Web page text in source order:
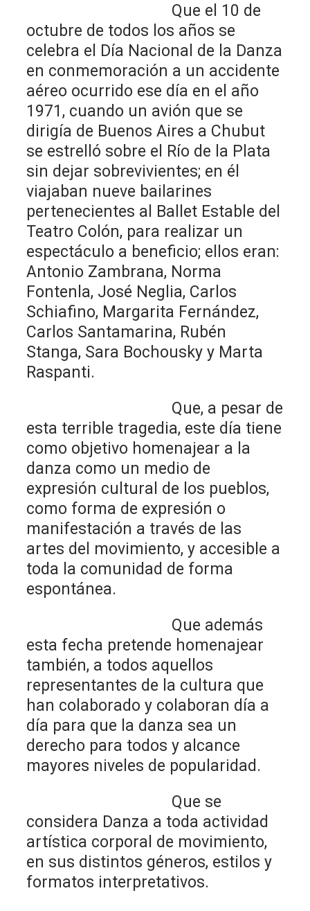
Que el 10 de
octubre de todos los años se
celebra el Día Nacional de la Danza
en conmemoración a un accidente
aéreo ocurrido ese día en el año
1971, cuando un avión que se
dirigía de Buenos Aires a Chubut
se estrelló sobre el Río de la Plata
sin dejar sobrevivientes; en él
viajaban nueve bailarines
pertenecientes al Ballet Estable del
Teatro Colón, para realizar un
espectáculo a beneficio; ellos eran:
Antonio Zambrana, Norma
Fontenla, José Neglia, Carlos
Schiafino, Margarita Fernández,
Carlos Santamarina, Rubén
Stanga, Sara Bochousky y Marta
Raspanti.
Que, a pesar de
esta terrible tragedia, este día tiene
como objetivo homenajear a la
danza como un medio de
expresión cultural de los pueblos,
como forma de expresión o
manifestación a través de las
artes del movimiento, y accesible a
toda la comunidad de forma
espontánea.
Que además
esta fecha pretende homenajear
también, a todos aquellos
representantes de la cultura que
han colaborado y colaboran día a
día para que la danza sea un
derecho para todos y alcance
mayores niveles de popularidad.
Que se
considera Danza a toda actividad
artística corporal de movimiento,
en sus distintos géneros, estilos y
formatos interpretativos.